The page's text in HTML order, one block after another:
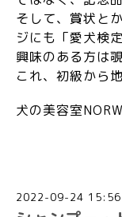
そして、賞状と
ジにも「愛犬検
興味のある方は
これ、初級から
犬の美容室
2022-09-24